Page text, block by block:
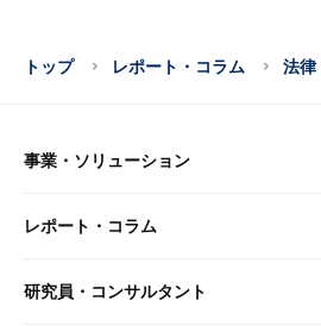
トップ レポート・コラム 法律
事業・ソリューション
事業・ソリューション トップ
リサーチ
レポート・コラム
レポート・コラム トップ
研究員・コンサルタント